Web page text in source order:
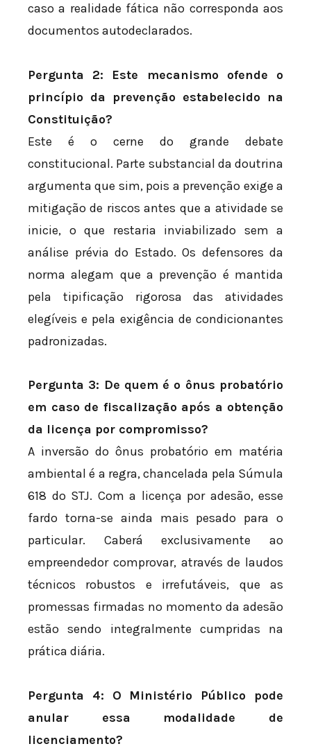
caso a realidade fática não corresponda aos
documentos autodeclarados.
Pergunta 2: Este mecanismo ofende o
princípio da prevenção estabelecido na
Constituição?
Este é o cerne do grande debate
constitucional. Parte substancial da doutrina
argumenta que sim, pois a prevenção exige a
mitigação de riscos antes que a atividade se
inicie, o que restaria inviabilizado sem a
análise prévia do Estado. Os defensores da
norma alegam que a prevenção é mantida
pela tipificação rigorosa das atividades
elegíveis e pela exigência de condicionantes
padronizadas.
Pergunta 3: De quem é o ônus probatório
em caso de fiscalização após a obtenção
da licença por compromisso?
A inversão do ônus probatório em matéria
ambiental é a regra, chancelada pela Súmula
618 do STJ. Com a licença por adesão, esse
fardo torna-se ainda mais pesado para o
particular. Caberá exclusivamente ao
empreendedor comprovar, através de laudos
técnicos robustos e irrefutáveis, que as
promessas firmadas no momento da adesão
estão sendo integralmente cumpridas na
prática diária.
Pergunta 4: O Ministério Público pode
anular essa modalidade de
licenciamento?